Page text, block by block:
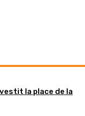
la place de la